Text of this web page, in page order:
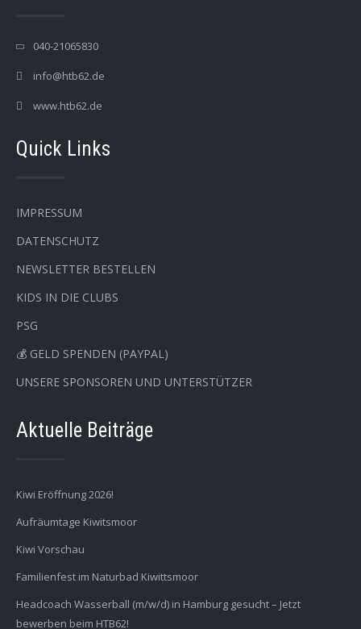
040-21065830
info@htb62.de
www.htb62.de
Quick Links
IMPRESSUM
DATENSCHUTZ
NEWSLETTER BESTELLEN
KIDS IN DIE CLUBS
PSG
💰 GELD SPENDEN (PAYPAL)
UNSERE SPONSOREN UND UNTERSTÜTZER
Aktuelle Beiträge
Kiwi Eröffnung 2026!
Aufräumtage Kiwitsmoor
Kiwi Vorschau
Familienfest im Naturbad Kiwittsmoor
Headcoach Wasserball (m/w/d) in Hamburg gesucht – Jetzt
bewerben beim HTB62!